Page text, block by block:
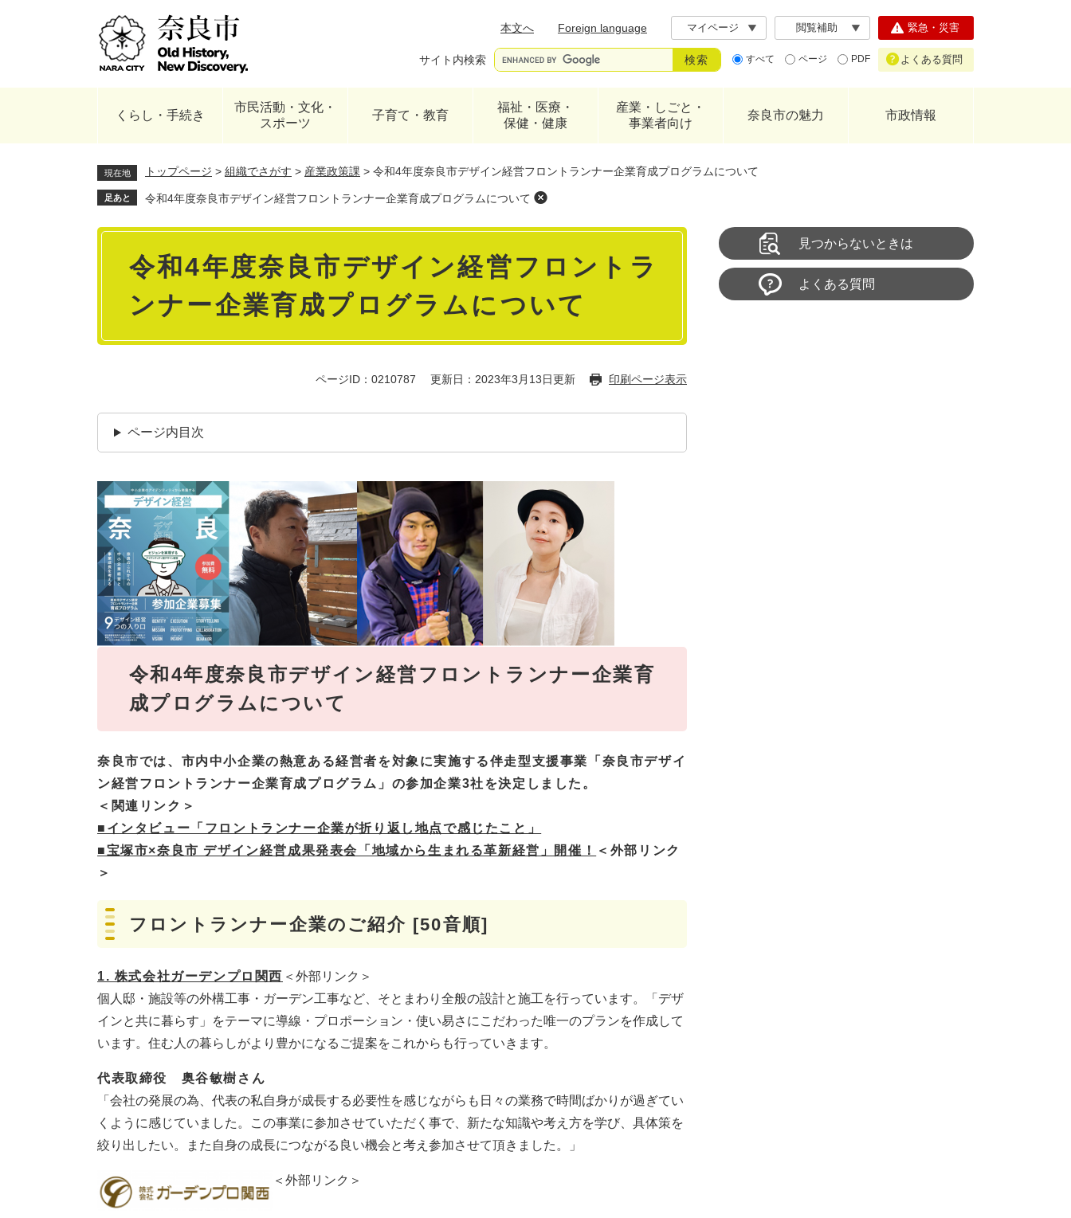
本文へ
Foreign language マイページ 閲覧補助
サイト内検索 すべて ページ PDF
緊急・災害
よくある質問
くらし・手続き
市民活動・文化・
スポーツ
子育て・教育
福祉・医療・
保健・健康
産業・しごと・
事業者向け
奈良市の魅力 市政情報
現在地 トップページ > 組織でさがす > 産業政策課 > 令和4年度奈良市デザイン経営フロントランナー企業育成プログラムについて
足あと 令和4年度奈良市デザイン経営フロントランナー企業育成プログラムについて
本
令和4年度奈良市デザイン経営フロントラ
ンナー企業育成プログラムについて
ページID：0210787 更新日：2023年3月13日更新 印刷ページ表示
ページ内目次
令和4年度奈良市デザイン経営フロントランナー企業育
成プログラムについて
奈良市では、市内中小企業の熱意ある経営者を対象に実施する伴走型支援事業「奈良市デザイ
ン経営フロントランナー企業育成プログラム」の参加企業3社を決定しました。
＜関連リンク＞
■インタビュー「フロントランナー企業が折り返し地点で感じたこと」
■宝塚市×奈良市 デザイン経営成果発表会「地域から生まれる革新経営」開催！
＜外部リンク
＞
フロントランナー企業のご紹介 [50音順]
1. 株式会社ガーデンプロ関西 ＜外部リンク＞
個人邸・施設等の外構工事・ガーデン工事など、そとまわり全般の設計と施工を行っています。「デザ
インと共に暮らす」をテーマに導線・プロポーション・使い易さにこだわった唯一のプランを作成して
います。住む人の暮らしがより豊かになるご提案をこれからも行っていきます。​
代表取締役 奥谷敏樹さん
「会社の発展の為、代表の私自身が成長する必要性を感じながらも日々の業務で時間ばかりが過ぎてい
くように感じていました。この事業に参加させていただく事で、新たな知識や考え方を学び、具体策を
絞り出したい。また自身の成長につながる良い機会と考え参加させて頂きました。」
＜外部リンク＞
見つからないときは
よくある質問